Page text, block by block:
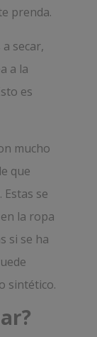
prenda.
secar,
a la
es
mucho
que
se
la ropa
si se ha
sintético.